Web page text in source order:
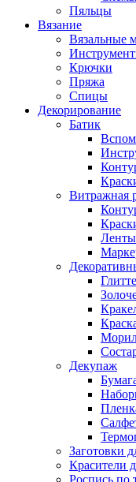
Пяльцы
Вязание
Вязальные
Крючки
Пряжа
Спицы
Декорирование
Батик
Витражная
Ленты
Декупаж
Заготовки
Красители
Роспись по